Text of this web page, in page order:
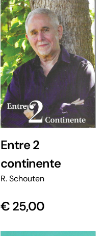
Entre 2
continente
R. Schouten
€25,00